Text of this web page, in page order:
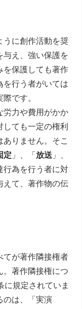
うに創作活動を奨
与え、強い保護を
を保護しても著作
を行う者がいては
です。
労力や費用がかか
ても一定の権利
りません。そこ
定 」、「 放送 」、
行為を行う者に対
えて、著作物の伝
てが著作隣接権者
。著作隣接権につ
に規定されていま
のは、「実演